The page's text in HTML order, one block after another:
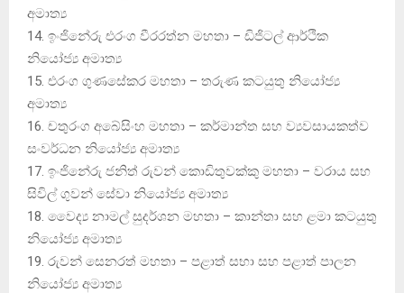
අමාත්‍ය
14. ඉංජිනේරු එරංග වීරරත්න මහතා – ඩිජිටල් ආර්ථික
නියෝජ්‍ය අමාත්‍ය
15. එරංග ගුණසේකර මහතා – තරුණ කටයුතු නියෝජ්‍ය
අමාත්‍ය
16. චතුරංග අබේසිංහ මහතා – කර්මාන්ත සහ ව්‍යවසායකත්ව
සංවර්ධන නියෝජ්‍ය අමාත්‍ය
17. ඉංජිනේරු ජනිත් රුවන් කොඩිතුවක්කු මහතා – වරාය සහ
සිවිල් ගුවන් සේවා නියෝජ්‍ය අමාත්‍ය
18. වෛද්‍ය නාමල් සුදර්ශන මහතා – කාන්තා සහ ළමා කටයුතු
නියෝජ්‍ය අමාත්‍ය
19. රුවන් සෙනරත් මහතා – පළාත් සභා සහ පළාත් පාලන
නියෝජ්‍ය අමාත්‍ය